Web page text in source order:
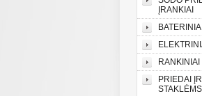
ĮRANKIAI
RANKINIAI
PRIEDAI
STAKLĖMS